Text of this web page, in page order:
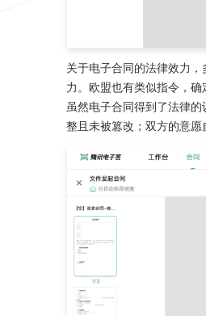
关于电子合同的法律效力
力。欧盟也有类似指令，
虽然电子合同得到了法律
整且未被篡改；双方的意愿